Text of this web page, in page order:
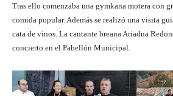
Tras ello comenzaba una gymkana motera con
comida popular. Además se realizó una visita
cata de vinos. La cantante breana Ariadna
concierto en el Pabellón Municipal.